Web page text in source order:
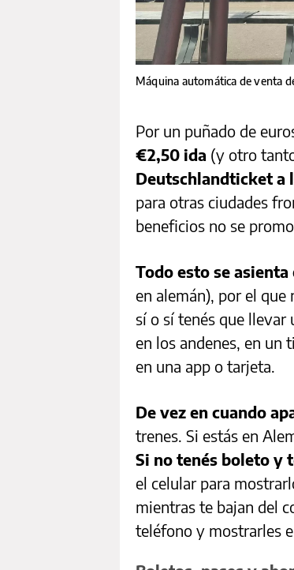
Máquina automática de venta
Por un puñado de
€2,50 ida (y otro
Deutschlandticket a
para otras ciudades
beneficios no se
Todo esto se
en alemán), por el
sí o sí tenés que llevar
en los andenes, en un
en una app o tarjeta.
De vez en cuando
trenes. Si estás en
Si no tenés boleto y
el celular para
mientras te bajan del
teléfono y mostrarles